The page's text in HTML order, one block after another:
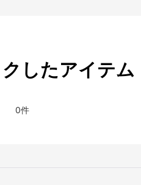
したアイテム
0件